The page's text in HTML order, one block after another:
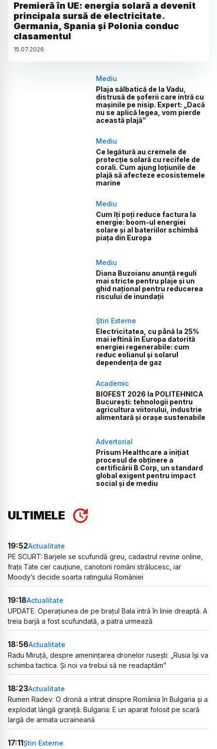
Premieră în UE: energia solară a devenit
principala sursă de electricitate.
Germania, Spania și Polonia conduc
clasamentul
15.07.2026
Mediu
Plaja sălbatică de la Vadu,
distrusă de șoferii care intră cu
mașinile pe nisip. Expert: „Dacă
nu se aplică legea, vom pierde
această plajă”
Mediu
Ce legătură au cremele de
protecție solară cu recifele de
corali. Cum ajung loțiunile de
plajă să afecteze ecosistemele
marine
Mediu
Cum îți poți reduce factura la
energie: boom-ul energiei
solare și al bateriilor schimbă
piața din Europa
Mediu
Diana Buzoianu anunță reguli
mai stricte pentru plaje și un
ghid național pentru reducerea
riscului de inundații
Știri Externe
Electricitatea, cu până la 25%
mai ieftină în Europa datorită
energiei regenerabile: cum
reduc eolianul și solarul
dependența de gaz
Academic
BIOFEST 2026 la POLITEHNICA
București: tehnologii pentru
agricultura viitorului, industrie
alimentară și orașe sustenabile
Advertorial
Prisum Healthcare a inițiat
procesul de obținere a
certificării B Corp, un standard
global exigent pentru impact
social și de mediu
ULTIMELE
19:52Actualitate
PE SCURT: Barjele se scufundă greu, cadastrul revine online,
frații Tate cer cauțiune, canotorii români strălucesc, iar
Moody’s decide soarta ratingului României
19:18Actualitate
UPDATE. Operațiunea de pe brațul Bala intră în linie dreaptă. A
treia barjă a fost scufundată, a patra urmează
18:56Actualitate
Radu Miruță, despre amenințarea dronelor rusești: „Rusia își va
schimba tactica. Și noi va trebui să ne readaptăm”
18:23Actualitate
Rumen Radev: O dronă a intrat dinspre România în Bulgaria și a
explodat lângă graniță. Bulgaria: E un aparat folosit pe scară
largă de armata ucraineană
17:11Știri Externe